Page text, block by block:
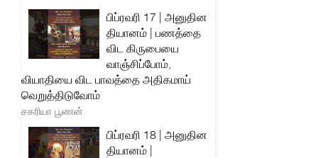
பிப்ரவரி 17 | அனுதின
தியானம் | பணத்தை
விட கிருபையை
வாஞ்சிப்போம்,
வியாதியை விட பாவத்தை அதிகமாய்
வெறுத்திடுவோம்
சகரியா பூணன்
பிப்ரவரி 18 | அனுதின
தியானம் |